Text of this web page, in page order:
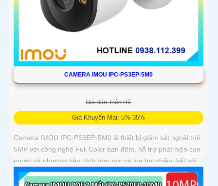
CAMERA IMOU IPC-PS3EP-5M0
Giá Bán: Liên Hệ
Giá Khuyến Mại: 5%-35%
Camera IMOU IPC-PS3EP-5M0 là thiết bị giám sát ngoài trời
5MP với công nghệ Full Color ban đêm, hỗ trợ phát hiện con
người và phương tiện, tích hợp mic và loa hai chiều, kết nối
PoE tiện lợi, phù hợp cho gia đình, cửa hàng và văn phòng